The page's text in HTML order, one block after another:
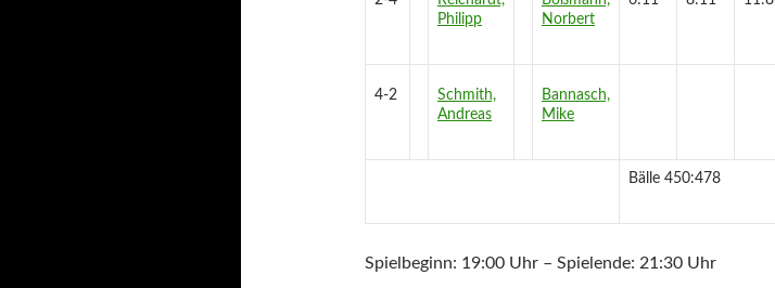
Philipp
Norbert
4-2
Schmith,
Andreas
Bannasch,
Mike
Bälle 450:478
Spielbeginn: 19:00 Uhr – Spielende: 21:30 Uhr